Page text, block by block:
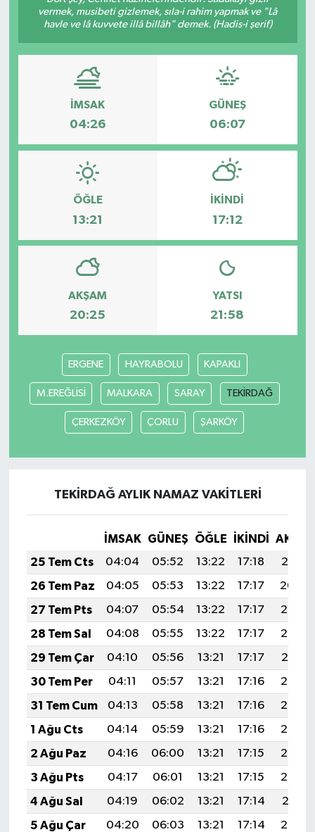
vermek, musibeti gizlemek, sıla-i rahim yapmak ve "Lâ
havle ve lâ kuvvete illâ billâh" demek. (Hadis-i şerif)
İMSAK
04:26
GÜNEŞ
06:07
ÖĞLE
13:21
İKINDI
17:12
AKŞAM
20:25
YATSI
21:58
ERGENE HAYRABOLU KAPAKLI
M.EREĞLİSİ MALKARA SARAY TEKİRDAĞ
ÇERKEZKÖY ÇORLU ŞARKÖY
TEKİRDAĞ AYLIK NAMAZ VAKITLERI
İMSAK GÜNEŞ ÖĞLE İKINDI
25 Tem Cts
04:04 05:52 13:22 17:18
20:41
26 Tem Paz
04:05 05:53 13:22 17:17
20:40
27 Tem Pts
04:07 05:54 13:22 17:17
20:39
28 Tem Sal
04:08 05:55 13:22 17:17
20:38
29 Tem Çar
04:10 05:56 13:21 17:17
20:37
30 Tem Per
04:11 05:57 13:21 17:16
20:36
31 Tem Cum
04:13 05:58 13:21 17:16
20:35
1 Ağu Cts
04:14 05:59 13:21 17:16
20:34
2 Ağu Paz
04:16 06:00 13:21 17:15
20:33
3 Ağu Pts
04:17 06:01 13:21 17:15
20:32
4 Ağu Sal
04:19 06:02 13:21 17:14
20:31
5 Ağu Çar
04:20 06:03 13:21 17:14
20:30
Ekonomi
Tokat Haber